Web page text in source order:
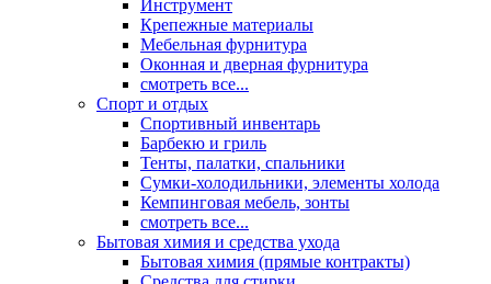
Инструмент
Крепежные материалы
Мебельная фурнитура
Оконная и дверная фурнитура
смотреть все...
Спорт и отдых
Спортивный инвентарь
Барбекю и гриль
Тенты, палатки, спальники
Сумки-холодильники, элементы холода
Кемпинговая мебель, зонты
смотреть все...
Бытовая химия и средства ухода
Бытовая химия (прямые контракты)